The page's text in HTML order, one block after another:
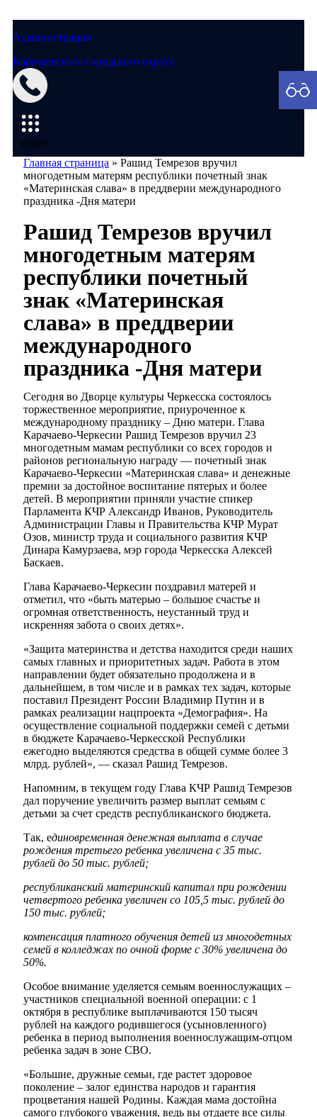
Администрация
Карачаевского городского округа
меню
Главная страница » Рашид Темрезов вручил
многодетным матерям республики почетный знак
«Материнская слава» в преддверии международного
праздника -Дня матери
Рашид Темрезов вручил
многодетным матерям
республики почетный
знак «Материнская
слава» в преддверии
международного
праздника -Дня матери
Сегодня во Дворце культуры Черкесска состоялось
торжественное мероприятие, приуроченное к
международному празднику – Дню матери. Глава
Карачаево-Черкесии Рашид Темрезов вручил 23
многодетным мамам республики со всех городов и
районов региональную награду — почетный знак
Карачаево-Черкесии «Материнская слава» и денежные
премии за достойное воспитание пятерых и более
детей. В мероприятии приняли участие спикер
Парламента КЧР Александр Иванов, Руководитель
Администрации Главы и Правительства КЧР Мурат
Озов, министр труда и социального развития КЧР
Динара Камурзаева, мэр города Черкесска Алексей
Баскаев.
Глава Карачаево-Черкесии поздравил матерей и
отметил, что «быть матерью – большое счастье и
огромная ответственность, неустанный труд и
искренняя забота о своих детях».
«Защита материнства и детства находится среди наших
самых главных и приоритетных задач. Работа в этом
направлении будет обязательно продолжена и в
дальнейшем, в том числе и в рамках тех задач, которые
поставил Президент России Владимир Путин и в
рамках реализации нацпроекта «Демография». На
осуществление социальной поддержки семей с детьми
в бюджете Карачаево-Черкесской Республики
ежегодно выделяются средства в общей сумме более 3
млрд. рублей», — сказал Рашид Темрезов.
Напомним, в текущем году Глава КЧР Рашид Темрезов
дал поручение увеличить размер выплат семьям с
детьми за счет средств республиканского бюджета.
Так, единовременная денежная выплата в случае
рождения третьего ребенка увеличена с 35 тыс.
рублей до 50 тыс. рублей;
республиканский материнский капитал при рождении
четвертого ребенка увеличен со 105,5 тыс. рублей до
150 тыс. рублей;
компенсация платного обучения детей из многодетных
семей в колледжах по очной форме с 30% увеличена до
50%.
Особое внимание уделяется семьям военнослужащих –
участников специальной военной операции: с 1
октября в республике выплачиваются 150 тысяч
рублей на каждого родившегося (усыновленного)
ребенка в период выполнения военнослужащим-отцом
ребенка задач в зоне СВО.
«Большие, дружные семьи, где растет здоровое
поколение – залог единства народов и гарантия
процветания нашей Родины. Каждая мама достойна
самого глубокого уважения, ведь вы отдаете все силы
Мэрия
Мэр